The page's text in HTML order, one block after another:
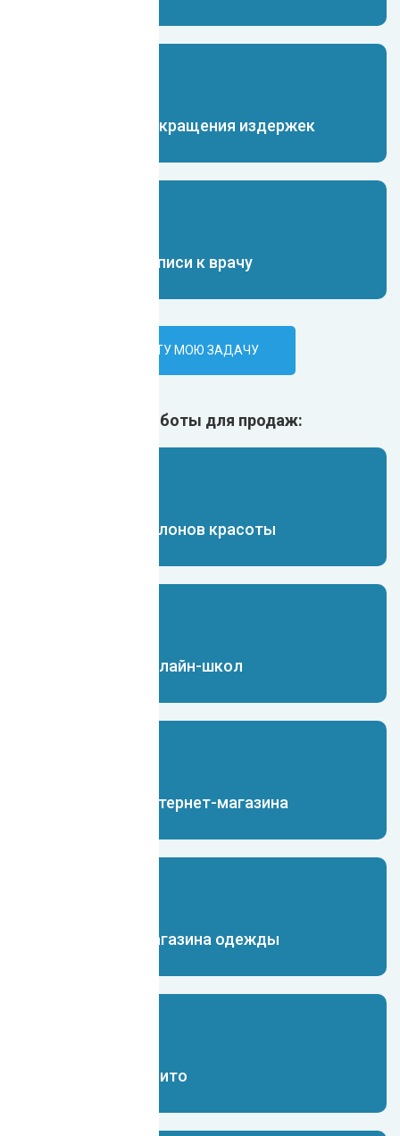
Чат-бот для сокращения издержек
Чат-бот для записи к врачу
ПОРУЧИТЬ ИИ-БОТУ МОЮ ЗАДАЧУ
Ещё ИИ боты для продаж:
Чат-бот для салонов красоты
Чат-бот для онлайн-школ
Чат-бот для интернет-магазина
Чат-бот для магазина одежды
Чат-бот для Авито